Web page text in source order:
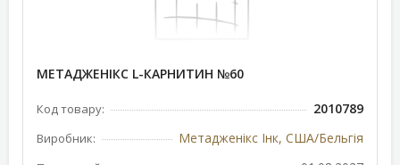
МЕТАДЖЕНІКС L-КАРНИТИН №60
Код товару: 2010789
Виробник: Метадженікс Інк, США/Бельгія